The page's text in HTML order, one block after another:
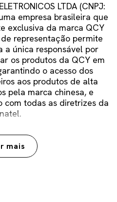
LTDA (CNPJ:
empresa brasileira que
exclusiva da marca QCY
representação permite
a única responsável por
os produtos da QCY em
o acesso dos
aos produtos de alta
pela marca chinesa, e
com todas as diretrizes da